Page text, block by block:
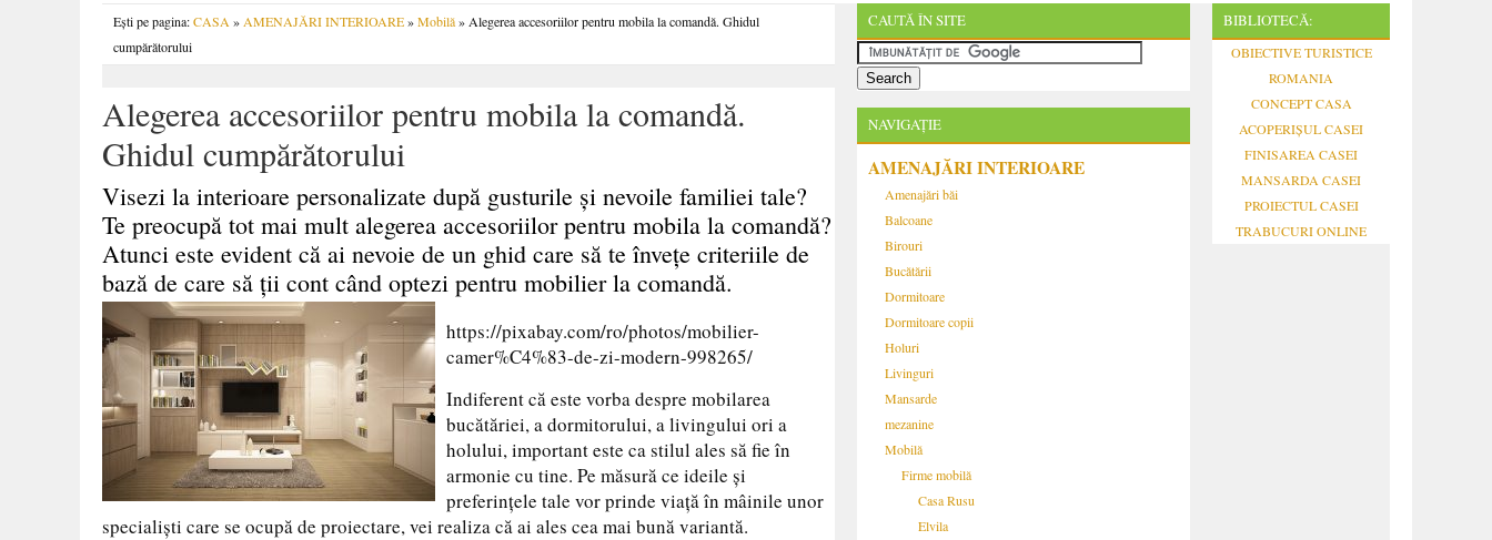
Ești pe pagina:CASA » AMENAJĂRI INTERIOARE»Mobilă» Alegerea accesoriilor pentru mobila la comandă. Ghidul
cumpărătorului
Alegerea accesoriilor pentru mobila la comandă.
Ghidul cumpărătorului
Visezi la interioare personalizate după gusturile și nevoile familiei tale?
Te preocupă tot mai mult alegerea accesoriilor pentru mobila la comandă?
Atunci este evident că ai nevoie de un ghid care să te învețe criteriile de
bază de care să ții cont când optezi pentru mobilier la comandă.
https://pixabay.com/ro/photos/mobilier-
camer%C4%83-de-zi-modern-998265/
Indiferent că este vorba despre mobilarea
bucătăriei, a dormitorului, a livingului ori a
holului, important este ca stilul ales să fie în
armonie cu tine. Pe măsură ce ideile și
preferințele tale vor prinde viață în mâinile unor
specialiști care se ocupă de proiectare, vei realiza că ai ales cea mai bună variantă.
CAUTĂ ÎN SITE
NAVIGAȚIE
AMENAJĂRI INTERIOARE
Amenajări băi
Balcoane
Birouri
Bucătării
Dormitoare
Dormitoare copii
Holuri
Livinguri
Mansarde
mezanine
Mobilă
Firme mobilă
Casa Rusu
Elvila
BIBLIOTECĂ:
OBIECTIVE TURISTICE
ROMANIA
CONCEPT CASA
ACOPERIȘUL CASEI
FINISAREA CASEI
MANSARDA CASEI
PROIECTUL CASEI
TRABUCURI ONLINE